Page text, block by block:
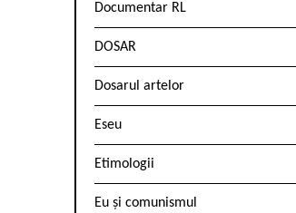
Documentar RL
DOSAR
Dosarul artelor
Eseu
Etimologii
Eu și comunismul